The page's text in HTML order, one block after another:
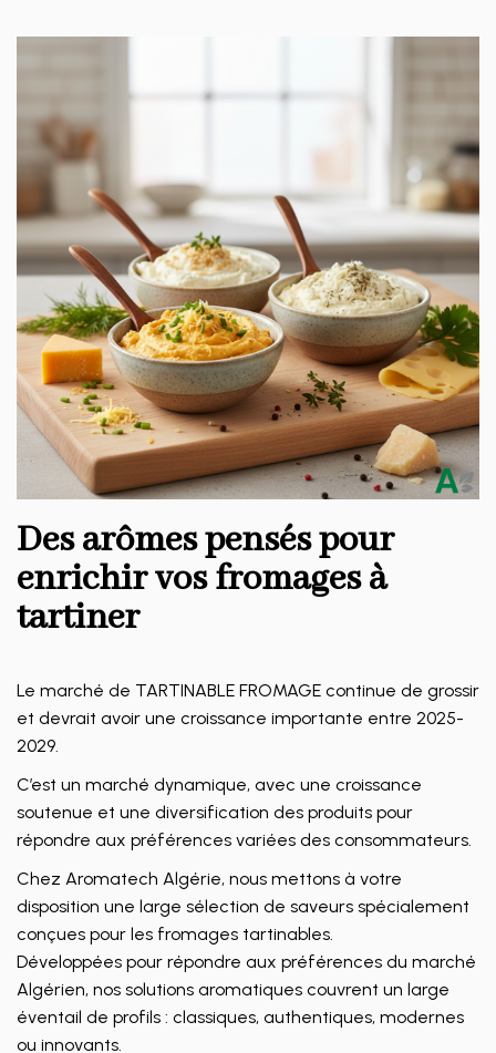
Des arômes pensés pour
enrichir vos fromages à
tartiner
Le marché de TARTINABLE FROMAGE continue de grossir
et devrait avoir une croissance importante entre 2025-
2029.
C’est un marché dynamique, avec une croissance
soutenue et une diversification des produits pour
répondre aux préférences variées des consommateurs.
Chez Aromatech Algérie, nous mettons à votre
disposition une large sélection de saveurs spécialement
conçues pour les fromages tartinables.
Développées pour répondre aux préférences du marché
Algérien, nos solutions aromatiques couvrent un large
éventail de profils : classiques, authentiques, modernes
ou innovants.